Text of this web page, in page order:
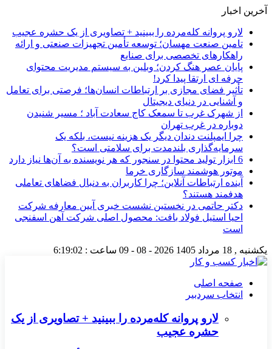
آخرین اخبار
لارو پروانه کله‌مرده را ببینید + تصاویری از یک حشره عجیب
تامین صنعت مهسان؛ توسعه تأمین تجهیزات صنعتی و ارائه
راهکارهای تخصصی برای صنایع
پایان عصر هنگ کردن؛ وبلین به سیستم مدیریت محتوای
حرفه ای ارتقا پیدا کرد!
تأثیر فضای مجازی بر ارتباطات انسان‌ها؛ فرصتی برای تعامل
و آشنایی در دنیای دیجیتال
از شهرک غرب تا سمعک کاج سعادت آباد ؛ مسیر شنیدن
دوباره در غرب تهران
چرا ایمپلنت دندان دیگر یک هزینه نیست، بلکه یک
سرمایه‌گذاری بلندمدت برای سلامتی است؟
6 ابزار تولید محتوا در سنجور که هر نویسنده به آن‌ها نیاز دارد
موتور هوشمند سازگاری خرما
آینده ارتباطات آنلاین؛ چرا کاربران به دنبال فضاهای تعاملی
هدفمند هستند؟
دکتر حاتمی در نخستین نشست خبری آیین معارفه شرکت
احیا استیل فولاد بافت: محصول اصلی شرکت آهن اسفنجی
است
یکشنبه , 18 مرداد 1405 2026 - 08 - 09 ساعت : 6:19:03
صفحه اصلی
انتخاب سردبیر
لارو پروانه کله‌مرده را ببینید + تصاویری از یک
حشره عجیب